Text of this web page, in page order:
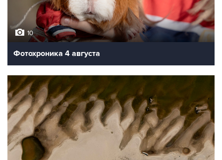
10
Фотохроника 4 августа